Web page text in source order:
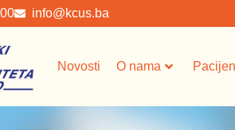
info@kcus.ba
Novosti O nama